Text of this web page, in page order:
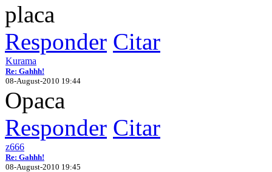
placa
Responder Citar
Kurama
Re: Gahhh!
08-August-2010 19:44
Opaca
Responder Citar
z666
Re: Gahhh!
08-August-2010 19:45